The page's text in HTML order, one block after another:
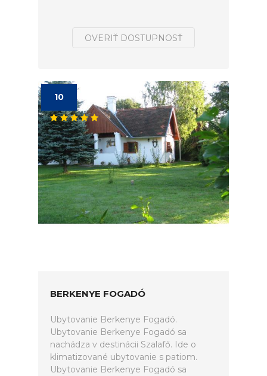
OVERIŤ DOSTUPNOSŤ
10
BERKENYE FOGADÓ
Ubytovanie Berkenye Fogadó.
Ubytovanie Berkenye Fogadó sa
nachádza v destinácii Szalafő. Ide o
klimatizované ubytovanie s patiom.
Ubytovanie Berkenye Fogadó sa